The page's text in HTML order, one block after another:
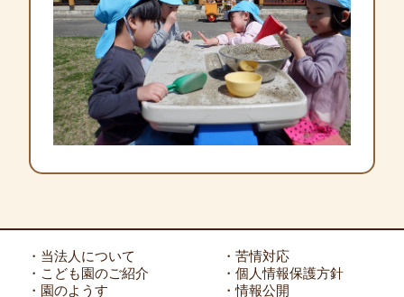
・当法人について
・こども園のご紹介
・園のようす
・苦情対応
・個人情報保護方針
・情報公開